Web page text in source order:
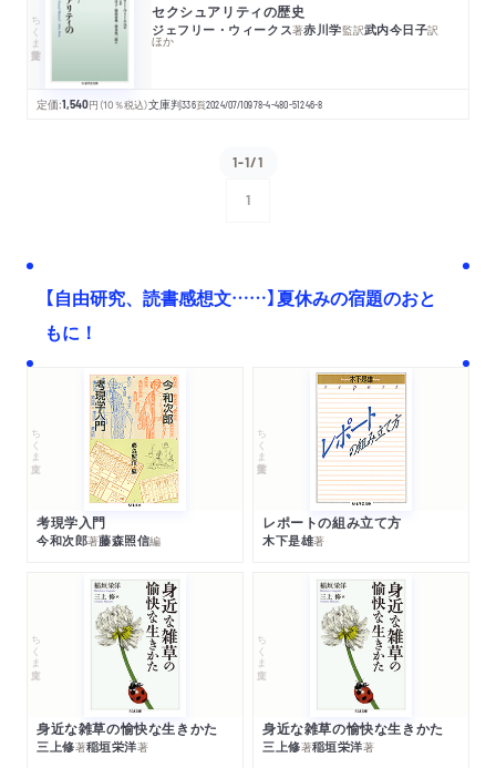
ちくま学芸文庫 セクシュアリティの歴史
ジェフリー・ウィークス著赤川学監訳武内今日子訳
ほか
定価:1,540円 （10％税込）文庫判336頁2024/07/10978-4-480-51246-8
1-1/1
1
【自由研究、読書感想文……】夏休みの宿題のおと
もに！
ちくま文庫
考現学入門
今和次郎著藤森照信編
ちくま学芸文庫
レポートの組み立て方
木下是雄著
ちくま文庫
身近な雑草の愉快な生きかた
三上修著稲垣栄洋著
ちくま文庫
身近な雑草の愉快な生きかた
三上修著稲垣栄洋著